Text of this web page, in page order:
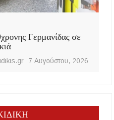
Γερμανίδας σε
7 Αυγούστου, 2026